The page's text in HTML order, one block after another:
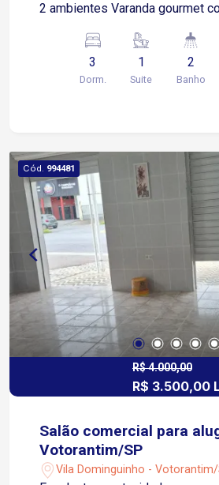
2 ambientes Varanda gourmet com fechamento
armários e eletrodomésticos
com armários 3 quartos sendo
móveis planejados Banheiros
metros da Avenida General Carneiro
500 metros da Avenida Dr.
Apenas 7 minutos da Avenida
minutos das Avenidas Dom
O Edifício Alpha Dijon oferece
conforto e tranquilidade para
em um ambiente residencial
bem localizado, ideal para
apartamento para aluguel com
ótima localização em Sorocaba.
3
Dorm.
1
Suite
2
Banho
Cód. 994481
R$ 4.000,00
R$ 3.500,00
Salão comercial para
Votorantim/SP
Vila Dominguinho - Votorantim/